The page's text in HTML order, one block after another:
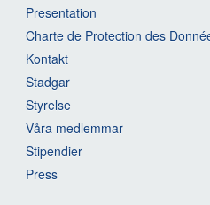
Presentation
Charte de Protection des
Kontakt
Stadgar
Styrelse
Våra medlemmar
Stipendier
Press